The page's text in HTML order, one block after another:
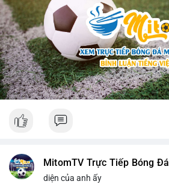
MitomTV Trực Tiếp Bóng Đá
diện của anh ấy